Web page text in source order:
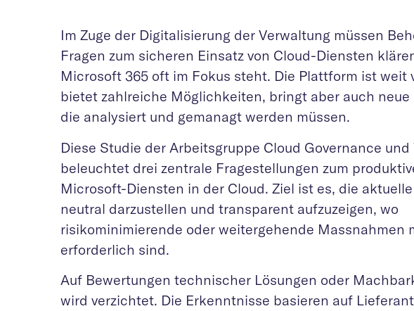
Im Zuge der Digitalisierung der Verwaltung müssen
Fragen zum sicheren Einsatz von Cloud-Diensten
Microsoft 365 oft im Fokus steht. Die Plattform ist weit
bietet zahlreiche Möglichkeiten, bringt aber auch
die analysiert und gemanagt werden müssen.
Diese Studie der Arbeitsgruppe Cloud Governance
beleuchtet drei zentrale Fragestellungen zum
Microsoft-Diensten in der Cloud. Ziel ist es, die
neutral darzustellen und transparent aufzuzeigen, wo
risikominimierende oder weitergehende Massnahmen
erforderlich sind.
Auf Bewertungen technischer Lösungen oder
wird verzichtet. Die Erkenntnisse basieren auf